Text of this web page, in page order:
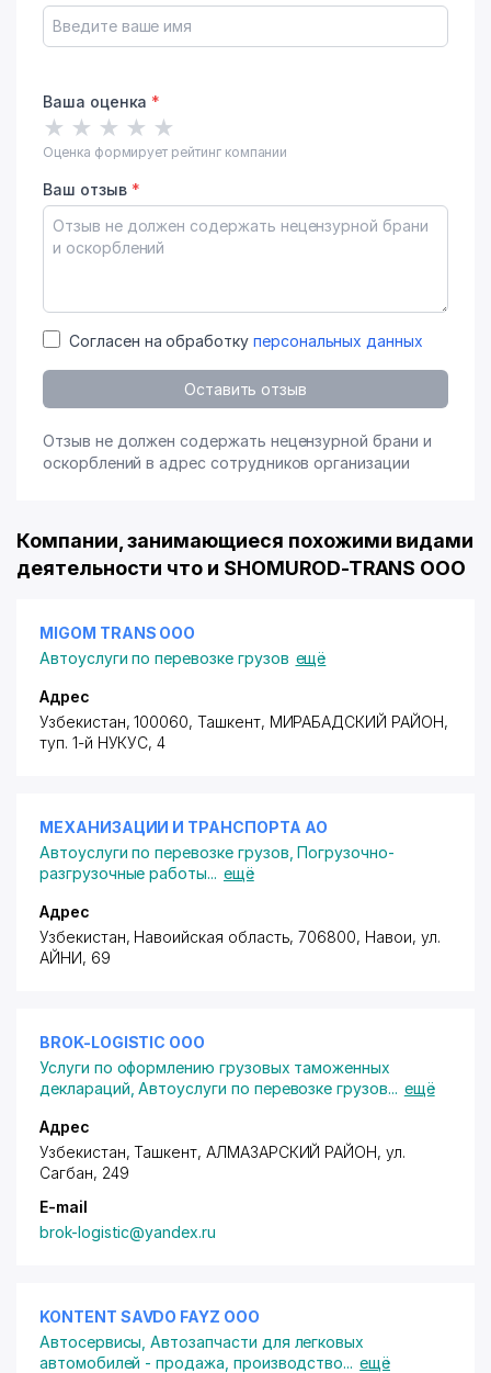
Ваша оценка *
★ ★ ★ ★ ★
Оценка формирует рейтинг компании
Ваш отзыв *
Согласен на обработку персональных данных
Оставить отзыв
Отзыв не должен содержать нецензурной брани и
оскорблений в адрес сотрудников организации
Компании, занимающиеся похожими видами
деятельности что и SHOMUROD-TRANS ООО
MIGOM TRANS ООО
Автоуслуги по перевозке грузов ещё
Адрес
Узбекистан, 100060, Ташкент, МИРАБАДСКИЙ РАЙОН,
туп. 1-й НУКУС, 4
МЕХАНИЗАЦИИ И ТРАНСПОРТА АО
Автоуслуги по перевозке грузов ,Погрузочно-
разгрузочные работы... ещё
Адрес
Узбекистан, Навоийская область, 706800, Навои, ул.
АЙНИ, 69
BROK-LOGISTIC ООО
Услуги по оформлению грузовых таможенных
деклараций ,Автоуслуги по перевозке грузов... ещё
Адрес
Узбекистан, Ташкент, АЛМАЗАРСКИЙ РАЙОН,ул.
Сагбан, 249
E-mail
brok-logistic@yandex.ru
KONTENT SAVDO FAYZ ООО
Автосервисы ,Автозапчасти для легковых
автомобилей - продажа, производство... ещё